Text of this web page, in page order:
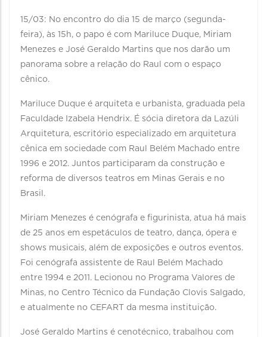
15/03: No encontro do dia 15 de março (segunda-
feira), às 15h, o papo é com Mariluce Duque, Miriam
Menezes e José Geraldo Martins que nos darão um
panorama sobre a relação do Raul com o espaço
cênico.
Mariluce Duque é arquiteta e urbanista, graduada pela
Faculdade Izabela Hendrix. É sócia diretora da Lazúli
Arquitetura, escritório especializado em arquitetura
cênica em sociedade com Raul Belém Machado entre
1996 e 2012. Juntos participaram da construção e
reforma de diversos teatros em Minas Gerais e no
Brasil.
Miriam Menezes é cenógrafa e figurinista, atua há mais
de 25 anos em espetáculos de teatro, dança, ópera e
shows musicais, além de exposições e outros eventos.
Foi cenógrafa assistente de Raul Belém Machado
entre 1994 e 2011. Lecionou no Programa Valores de
Minas, no Centro Técnico da Fundação Clovis Salgado,
e atualmente no CEFART da mesma instituição.
José Geraldo Martins é cenotécnico, trabalhou com